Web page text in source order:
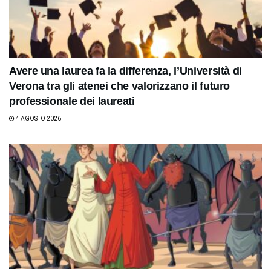
Avere una laurea fa la differenza, l’Università di
Verona tra gli atenei che valorizzano il futuro
professionale dei laureati
4 AGOSTO 2026